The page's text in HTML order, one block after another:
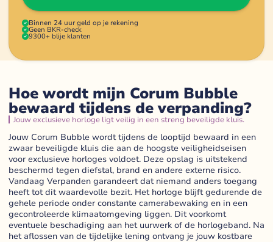
Binnen 24 uur geld op je rekening
Geen BKR-check
9300+ blije klanten
Hoe wordt mijn Corum Bubble
bewaard tijdens de verpanding?
Jouw exclusieve horloge ligt veilig in een streng beveiligde kluis.
Jouw Corum Bubble wordt tijdens de looptijd bewaard in een
zwaar beveiligde kluis die aan de hoogste veiligheidseisen
voor exclusieve horloges voldoet. Deze opslag is uitstekend
beschermd tegen diefstal, brand en andere externe risico.
Vandaag Verpanden garandeert dat niemand anders toegang
heeft tot dit waardevolle bezit. Het horloge blijft gedurende de
gehele periode onder constante camerabewaking en in een
gecontroleerde klimaatomgeving liggen. Dit voorkomt
eventuele beschadiging aan het uurwerk of de horlogeband. Na
het aflossen van de tijdelijke lening ontvang je jouw kostbare